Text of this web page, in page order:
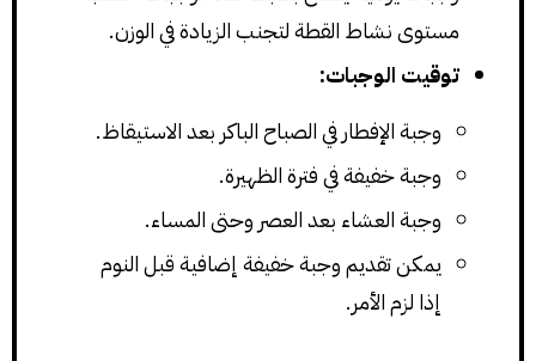
مستوى نشاط القطة لتجنب الزيادة في الوزن.
توقيت الوجبات:
وجبة الإفطار في الصباح الباكر بعد الاستيقاظ.
وجبة خفيفة في فترة الظهيرة.
وجبة العشاء بعد العصر وحتى المساء.
يمكن تقديم وجبة خفيفة إضافية قبل النوم
إذا لزم الأمر.